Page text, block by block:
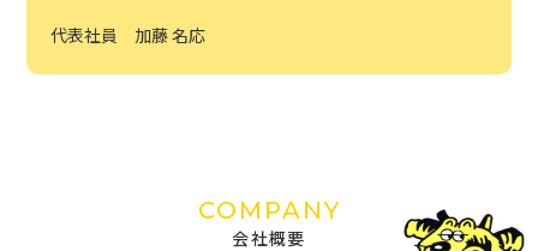
代表社員 加藤 名応
COMPANY
会社概要